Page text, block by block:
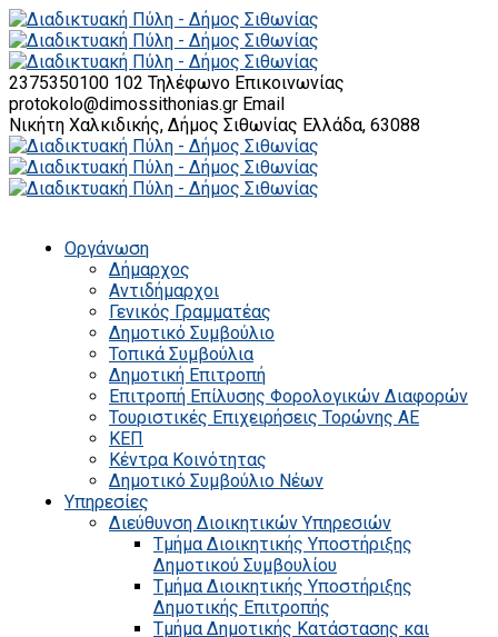
2375350100 102 Τηλέφωνο Επικοινωνίας
protokolo@dimossithonias.gr Email
Νικήτη Χαλκιδικής, Δήμος Σιθωνίας Ελλάδα, 63088
Οργάνωση
Δήμαρχος
Αντιδήμαρχοι
Γενικός Γραμματέας
Δημοτικό Συμβούλιο
Τοπικά Συμβούλια
Δημοτική Επιτροπή
Επιτροπή Επίλυσης Φορολογικών Διαφορών
Τουριστικές Επιχειρήσεις Τορώνης ΑΕ
ΚΕΠ
Κέντρα Κοινότητας
Δημοτικό Συμβούλιο Νέων
Υπηρεσίες
Διεύθυνση Διοικητικών Υπηρεσιών
Τμήμα Διοικητικής Υποστήριξης
Δημοτικού Συμβουλίου
Τμήμα Διοικητικής Υποστήριξης
Δημοτικής Επιτροπής
Τμήμα Δημοτικής Κατάστασης και